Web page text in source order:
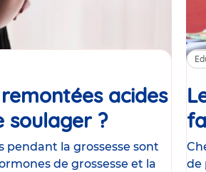
acides
soulager ?Article
pendant la grossesse sont
de grossesse et la
de